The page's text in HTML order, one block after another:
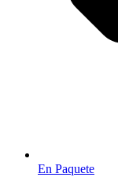
En Paquete